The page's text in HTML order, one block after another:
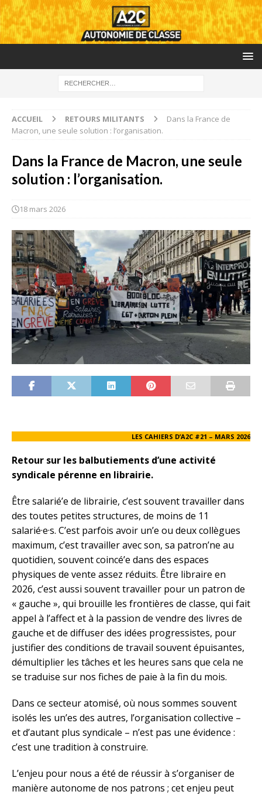
ACCUEIL RETOURS MILITANTS
Dans la France de
Macron, une seule solution : l’organisation.
Dans la France de Macron, une seule
solution : l’organisation.
18 mars 2026
LES CAHIERS D’A2C #21 – MARS 2026
Retour sur les balbutiements d’une activité
syndicale pérenne en librairie.
Être salarié’e de librairie, c’est souvent travailler dans
des toutes petites structures, de moins de 11
salarié·e·s. C’est parfois avoir un’e ou deux collègues
maximum, c’est travailler avec son, sa patron’ne au
quotidien, souvent coincé’e dans des espaces
physiques de vente assez réduits. Être libraire en
2026, c’est aussi souvent travailler pour un patron de
« gauche », qui brouille les frontières de classe, qui fait
appel à l’affect et à la passion de vendre des livres de
gauche et de diffuser des idées progressistes, pour
justifier des conditions de travail souvent épuisantes,
démultiplier les tâches et les heures sans que cela ne
se traduise sur nos fiches de paie à la fin du mois.
Dans ce secteur atomisé, où nous sommes souvent
isolés les un’es des autres, l’organisation collective –
et d’autant plus syndicale – n’est pas une évidence :
c’est une tradition à construire.
L’enjeu pour nous a été de réussir à s’organiser de
manière autonome de nos patrons ; cet enjeu peut